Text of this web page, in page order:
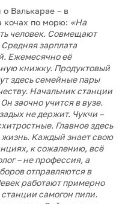
о Валькарае – в
кочах по морю: «На
человек. Совмещают
зарплата
Ежемесячно её
книжку. Продуктовый
здесь семейные пары
Начальник станции
заочно учится в вузе.
не держит. Чукчи –
Главное здесь
Каждый знает свою
к сожалению, всё
– не профессия, а
отправляются в
работают примерно
самогон пили.